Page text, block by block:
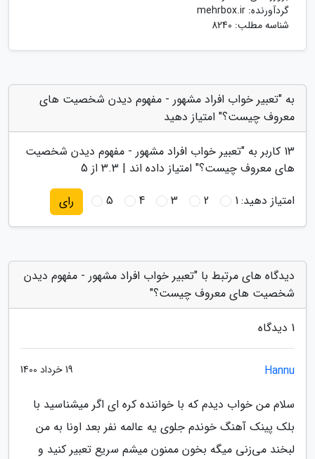
گردآورنده: mehrbox.ir
شناسه مطلب: 8240
به "تعبیر خواب افراد مشهور - مفهوم دیدن شخصیت های
معروف چیست؟" امتیاز دهید
13 کاربر به "تعبیر خواب افراد مشهور - مفهوم دیدن شخصیت
های معروف چیست؟" امتیاز داده اند | 3.3 از 5
امتیاز دهید:1
2
3
4
5 رای
دیدگاه های مرتبط با "تعبیر خواب افراد مشهور - مفهوم دیدن
شخصیت های معروف چیست؟"
1 دیدگاه
Hannu 19 خرداد 1400
سلام من خواب دیدم که با خواننده کره ای اگر میشناسید با
بلک پینک آهنگ خوندم جلوی یه عالمه نفر بعد اونا به من
لبخند می‌زنی میگه بخون ممنون میشم سریع تعبیر کنید و